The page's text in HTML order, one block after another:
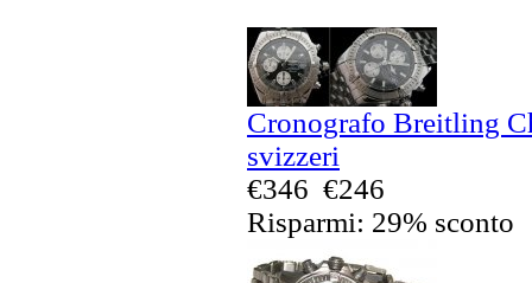
Cronografo Breitling
svizzeri
€346 €246
Risparmi: 29% sconto